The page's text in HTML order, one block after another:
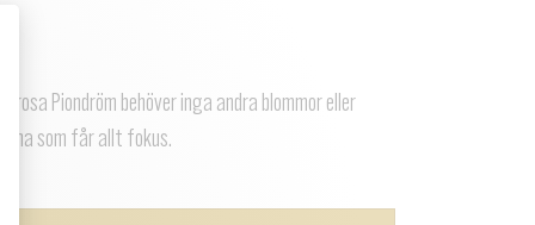
Piondröm behöver inga andra blommor eller
som får allt fokus.